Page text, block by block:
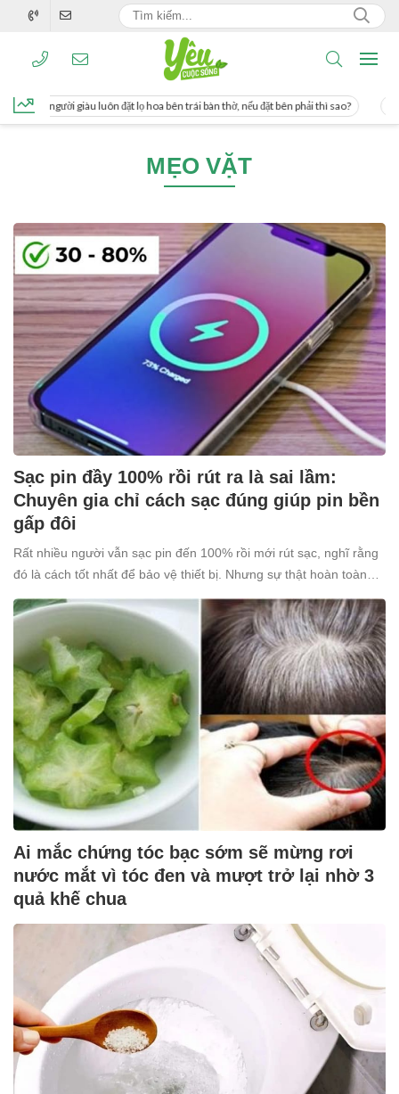
người giàu luôn đặt lọ hoa bên trái bàn thờ, nếu đặt bên phải thì sao?
MẸO VẶT
Sạc pin đầy 100% rồi rút ra là sai lầm:
Chuyên gia chỉ cách sạc đúng giúp pin bền
gấp đôi
Rất nhiều người vẫn sạc pin đến 100% rồi mới rút sạc, nghĩ rằng
đó là cách tốt nhất để bảo vệ thiết bị. Nhưng sự thật hoàn toàn
ngược lại: thói quen tưởng chừng “vô hại” này lại âm thầm khiến
pin nhanh chai, giảm tuổi thọ.
Ai mắc chứng tóc bạc sớm sẽ mừng rơi
nước mắt vì tóc đen và mượt trở lại nhờ 3
quả khế chua